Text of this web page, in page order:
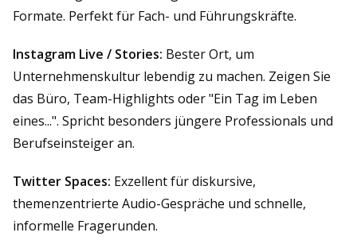
Formate. Perfekt für Fach- und Führungskräfte.
Instagram Live / Stories: Bester Ort, um
Unternehmenskultur lebendig zu machen. Zeigen Sie
das Büro, Team-Highlights oder "Ein Tag im Leben
eines...". Spricht besonders jüngere Professionals und
Berufseinsteiger an.
Twitter Spaces: Exzellent für diskursive,
themenzentrierte Audio-Gespräche und schnelle,
informelle Fragerunden.